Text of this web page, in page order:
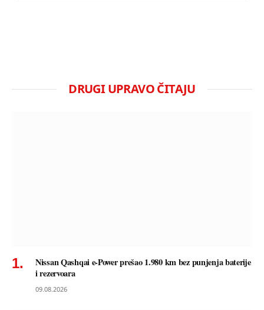
DRUGI UPRAVO ČITAJU
Nissan Qashqai e-Power prešao 1.980 km bez punjenja baterije
i rezervoara
09.08.2026